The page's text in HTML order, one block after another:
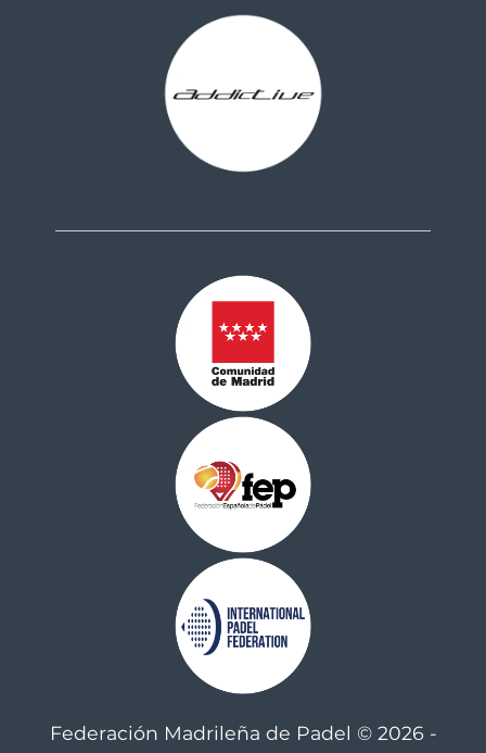
Federación Madrileña de Padel © 2026 -